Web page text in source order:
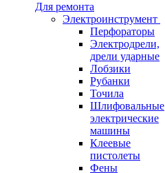
Для ремонта
Электроинструмент
Перфораторы
Электродрели,
дрели ударные
Лобзики
Рубанки
Точила
Шлифовальные
электрические
машины
Клеевые
пистолеты
Фены